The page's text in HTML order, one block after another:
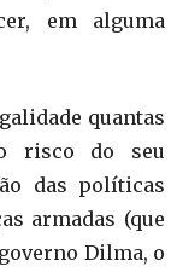
em alguma
quantas
risco do seu
das políticas
armadas (que
Dilma, o